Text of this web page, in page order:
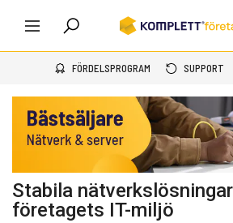
FÖRDELSPROGRAM SUPPORT
Stabila
företagets IT-miljö